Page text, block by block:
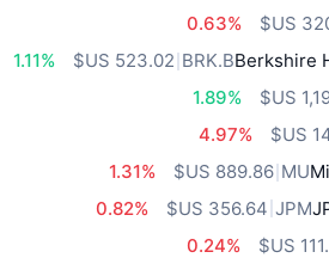
0.63%
Berkshire
BRK.B
1.11%
1.89%
4.97%
MU
‏889.86 US$
1.31%
JPM
0.82%
0.24%